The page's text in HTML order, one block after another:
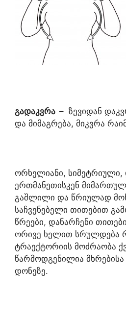
გადაკვრა – ზევიდან
და მიმაგრება, მიკვრა
ორხელიანი, სიმეტრიული,
ერთმანეთისკენ
გაშლილი და წრიულად
საჩვენებელი თითებით
წრეები, დანარჩენი
ორივე ხელით სრულდება
ტრაექტორიის მოძრაობა
წარმოდგენილია
დონეზე.